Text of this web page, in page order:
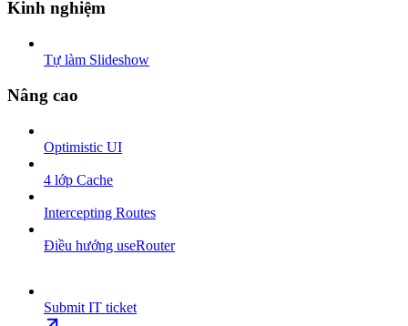
Kinh nghiệm
Tự làm Slideshow
Nâng cao
Optimistic UI
4 lớp Cache
Intercepting Routes
Điều hướng useRouter
Submit IT ticket